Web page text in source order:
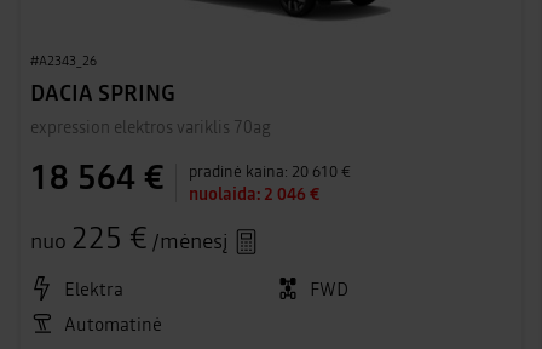
#A2343_26
DACIA SPRING
expression elektros variklis 70ag
18 564 € pradinė kaina: 20 610 €
nuolaida: 2 046 €
nuo 225 € /mėnesį
Elektra
FWD
Automatinė